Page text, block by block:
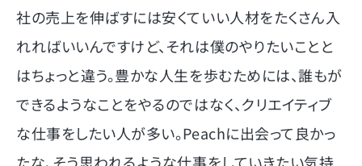
社の売上を伸ばすには安くていい人材をたくさん入
れればいいんですけど、それは僕のやりたいことと
はちょっと違う。豊かな人生を歩むためには、誰もが
できるようなことをやるのではなく、クリエイティブ
な仕事をしたい人が多い。Peachに出会って良かっ